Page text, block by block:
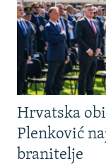
Hrvatska
Plenković
branitelje